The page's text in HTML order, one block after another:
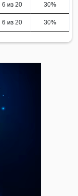
6 из 20 30%
6 из 20 30%